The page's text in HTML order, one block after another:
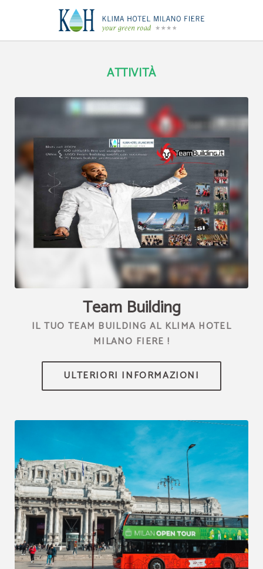
ATTIVITÀ
[{"url":"https:\/\/synergy.booking-
channel.com\/api\/hotels\/2289\/medias\/278#Klima Hotel
Milano_Milano_Team Building Aziendale | Klima Hotel
Milano","name":""}]
Team Building
IL TUO TEAM BUILDING AL KLIMA HOTEL
MILANO FIERE !